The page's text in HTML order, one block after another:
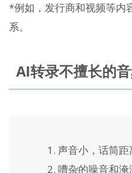
*例如，发行商和视频等内
系。
AI转录不擅长的
声音小，话筒
嘈杂的噪音和淹